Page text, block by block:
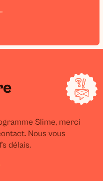
Slime, merci
Nous vous
délais.